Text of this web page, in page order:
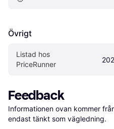
Övrigt
Listad hos
PriceRunner
Feedback
Informationen ovan kommer
endast tänkt som vägledning.